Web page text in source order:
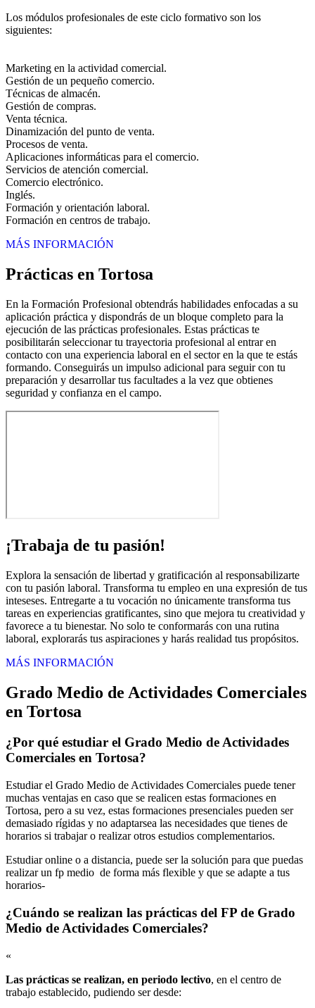
Los módulos profesionales de este ciclo formativo son los
siguientes:
Marketing en la actividad comercial.
Gestión de un pequeño comercio.
Técnicas de almacén.
Gestión de compras.
Venta técnica.
Dinamización del punto de venta.
Procesos de venta.
Aplicaciones informáticas para el comercio.
Servicios de atención comercial.
Comercio electrónico.
Inglés.
Formación y orientación laboral.
Formación en centros de trabajo.
MÁS INFORMACIÓN
Prácticas en Tortosa
En la Formación Profesional obtendrás habilidades enfocadas a su
aplicación práctica y dispondrás de un bloque completo para la
ejecución de las prácticas profesionales. Estas prácticas te
posibilitarán seleccionar tu trayectoria profesional al entrar en
contacto con una experiencia laboral en el sector en la que te estás
formando. Conseguirás un impulso adicional para seguir con tu
preparación y desarrollar tus facultades a la vez que obtienes
seguridad y confianza en el campo.
¡Trabaja de tu pasión!
Explora la sensación de libertad y gratificación al responsabilizarte
con tu pasión laboral. Transforma tu empleo en una expresión de tus
inteseses. Entregarte a tu vocación no únicamente transforma tus
tareas en experiencias gratificantes, sino que mejora tu creatividad y
favorece a tu bienestar. No solo te conformarás con una rutina
laboral, explorarás tus aspiraciones y harás realidad tus propósitos.
MÁS INFORMACIÓN
Grado Medio de Actividades Comerciales
en Tortosa
¿Por qué estudiar el Grado Medio de Actividades
Comerciales en Tortosa?
Estudiar el Grado Medio de Actividades Comerciales puede tener
muchas ventajas en caso que se realicen estas formaciones en
Tortosa, pero a su vez, estas formaciones presenciales pueden ser
demasiado rígidas y no adaptarsea las necesidades que tienes de
horarios si trabajar o realizar otros estudios complementarios.
Estudiar online o a distancia, puede ser la solución para que puedas
realizar un fp medio de forma más flexible y que se adapte a tus
horarios-
¿Cuándo se realizan las prácticas del FP de Grado
Medio de Actividades Comerciales?
«
Las prácticas se realizan, en periodo lectivo, en el centro de
trabajo establecido, pudiendo ser desde: